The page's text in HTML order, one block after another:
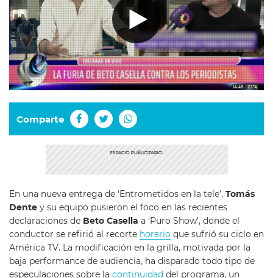
Comparte
En una nueva entrega de ‘Entrometidos en la tele’, Tomás
Dente y su equipo pusieron el foco en las recientes
declaraciones de Beto Casella a ‘Puro Show’, donde el
conductor se refirió al recorte horario que sufrió su ciclo en
América TV. La modificación en la grilla, motivada por la
baja performance de audiencia, ha disparado todo tipo de
especulaciones sobre la continuidad del programa, un